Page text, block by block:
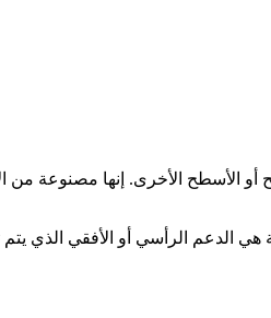
الأسطح الأخرى. إنها مصنوعة من
الرأسي أو الأفقي الذي يتم